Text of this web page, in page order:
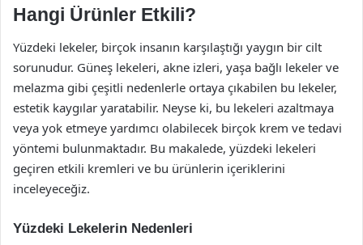
Hangi Ürünler Etkili?
Yüzdeki lekeler, birçok insanın karşılaştığı yaygın bir cilt
sorunudur. Güneş lekeleri, akne izleri, yaşa bağlı lekeler ve
melazma gibi çeşitli nedenlerle ortaya çıkabilen bu lekeler,
estetik kaygılar yaratabilir. Neyse ki, bu lekeleri azaltmaya
veya yok etmeye yardımcı olabilecek birçok krem ve tedavi
yöntemi bulunmaktadır. Bu makalede, yüzdeki lekeleri
geçiren etkili kremleri ve bu ürünlerin içeriklerini
inceleyeceğiz.
Yüzdeki Lekelerin Nedenleri